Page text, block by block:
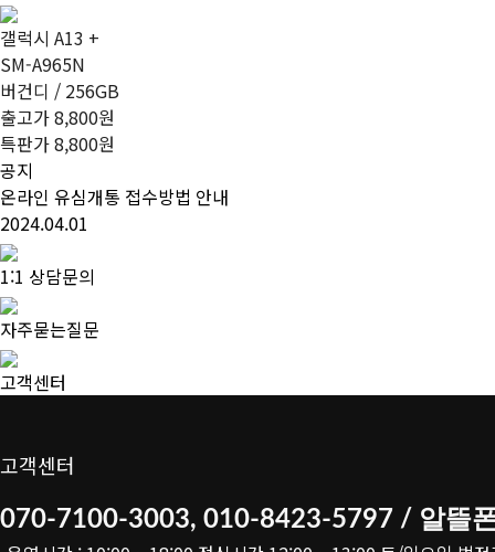
갤럭시 A13 +
SM-A965N
버건디 / 256GB
출고가 8,800원
특판가8,800원
공지
온라인 유심개통 접수방법 안내
2024.04.01
1:1 상담문의
자주묻는질문
고객센터
고객센터
070-7100-3003, 010-8423-5797 / 알뜰